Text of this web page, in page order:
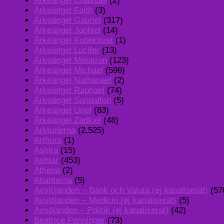
Ärkeängel Faith (3)
Ärkeängel Gabriel (317)
Ärkeängel Jophiel (14)
Ärkeängel Kollektivet (1)
Ärkeängel Lucifer (13)
Ärkeängel Metatron (123)
Ärkeängel Michael (596)
Ärkeängel Nathanael (2)
Ärkeängel Raphael (74)
Ärkeängel Sandalfon (5)
Ärkeängel Uriel (83)
Ärkeängel Zadkiel (48)
Arkturierna (2,525)
Arthura (1)
Ashira (15)
Ashtar (453)
Athena (2)
Atlanterna (5)
Avslöjanden – Bank och Valuta (ej kanaliserat)
Avslöjanden – Medicin (ej kanaliserat) (5)
Avsöjanden – Politik (ej kanaliserat) (42)
Beatrice Penninger (73)